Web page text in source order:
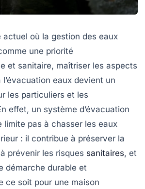
actuel où la gestion des eaux
une priorité
et sanitaire, maîtriser les aspects
eaux devient un
les particuliers et les
effet, un système d’évacuation
limite pas à chasser les eaux
: il contribue à préserver la
prévenir les risques sanitaires, et
démarche durable et
ce soit pour une maison